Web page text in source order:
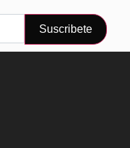
Suscribete